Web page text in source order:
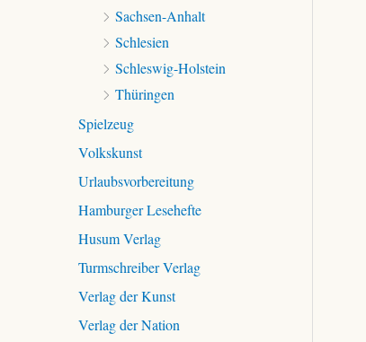
Sachsen-Anhalt
Schlesien
Schleswig-Holstein
Thüringen
Spielzeug
Volkskunst
Urlaubsvorbereitung
Hamburger Lesehefte
Husum Verlag
Turmschreiber Verlag
Verlag der Kunst
Verlag der Nation